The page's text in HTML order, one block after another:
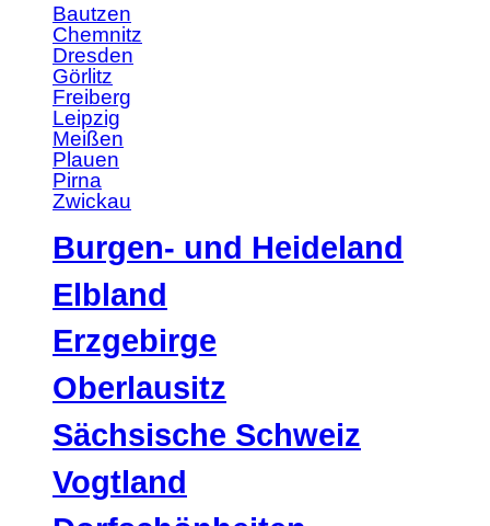
Bautzen
Chemnitz
Dresden
Görlitz
Freiberg
Leipzig
Meißen
Plauen
Pirna
Zwickau
Burgen- und Heideland
Elbland
Erzgebirge
Oberlausitz
Sächsische Schweiz
Vogtland